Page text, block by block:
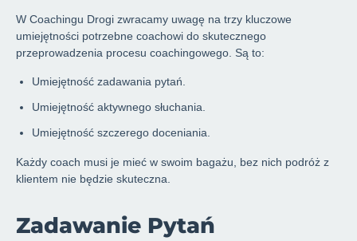
W Coachingu Drogi zwracamy uwagę na trzy kluczowe
umiejętności potrzebne coachowi do skutecznego
przeprowadzenia procesu coachingowego. Są to:
Umiejętność zadawania pytań.
Umiejętność aktywnego słuchania.
Umiejętność szczerego doceniania.
Każdy coach musi je mieć w swoim bagażu, bez nich podróż z
klientem nie będzie skuteczna.
Zadawanie Pytań